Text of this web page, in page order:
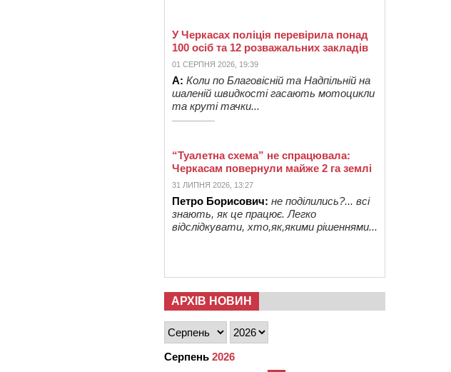
У Черкасах поліція перевірила понад
100 осіб та 12 розважальних закладів
01 СЕРПНЯ 2026, 19:39
А: Коли по Благовісній та Надпільній на
шаленій швидкості гасають мотоцикли
та круті тачки...
“Туалетна схема” не спрацювала:
Черкасам повернули майже 2 га землі
31 ЛИПНЯ 2026, 13:27
Петро Борисович: не поділились?... всі
знають, як це працює. Легко
відслідкувати, хто,як,якими рішеннями...
АРХІВ НОВИН
Серпень 2026